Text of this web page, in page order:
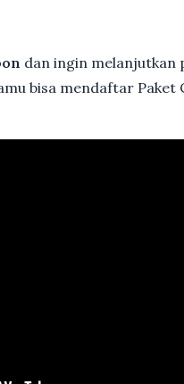
dan ingin melanjutkan
bisa mendaftar Paket